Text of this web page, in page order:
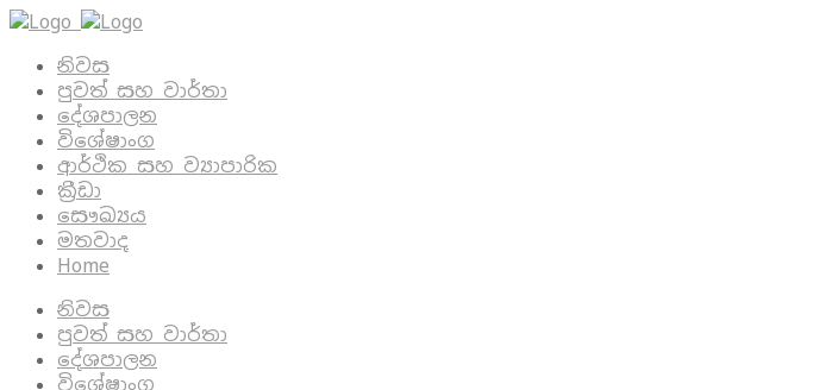
නිවස
පුවත් සහ වාර්තා
දේශපාලන
විශේෂාංග
ආර්ථික සහ ව්‍යාපාරික
ක්‍රීඩා
සෞඛ්‍යය
මතවාද
Home
නිවස
පුවත් සහ වාර්තා
දේශපාලන
විශේෂාංග